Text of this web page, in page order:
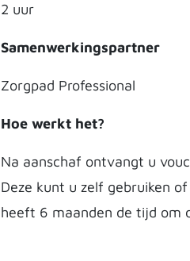
2 uur
Samenwerkingspartner
Zorgpad Professional
Hoe werkt het?
Na aanschaf ontvangt u
Deze kunt u zelf gebruiken
heeft 6 maanden de tijd om